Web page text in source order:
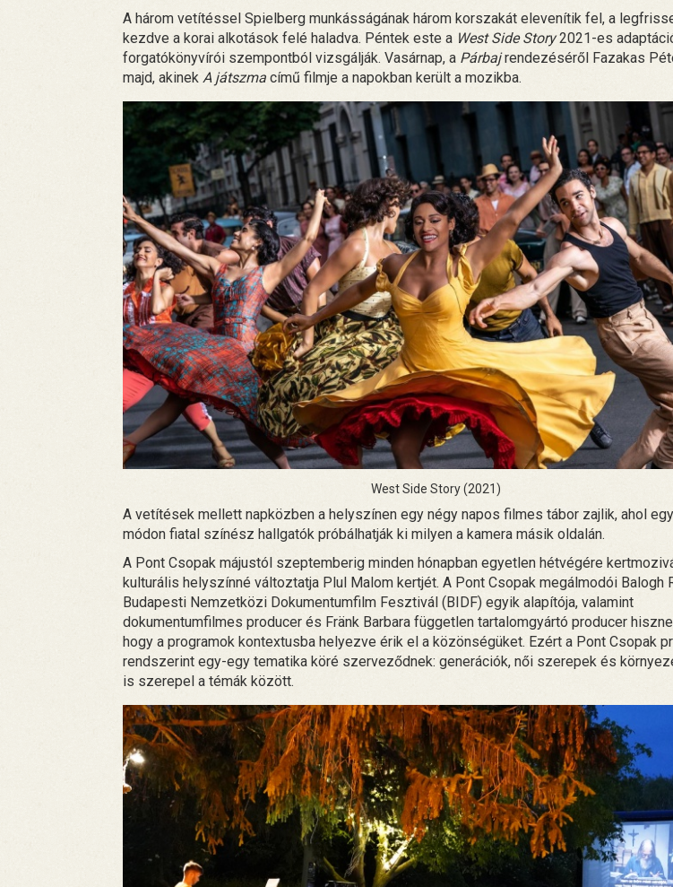
A három vetítéssel Spielberg munkásságának három korszakát elevenítik fel, a
kezdve a korai alkotások felé haladva. Péntek este a West Side Story2021-es
forgatókönyvírói szempontból vizsgálják. Vasárnap, a Párbajrendezéséről Fazakas
majd, akinek A játszma című filmje a napokban került a mozikba.
West Side Story (2021)
A vetítések mellett napközben a helyszínen egy négy napos filmes tábor zajlik, ahol
módon fiatal színész hallgatók próbálhatják ki milyen a kamera másik oldalán.
A Pont Csopak májustól szeptemberig minden hónapban egyetlen hétvégére
kulturális helyszínné változtatja Plul Malom kertjét. A Pont Csopak megálmodói Balogh
Budapesti Nemzetközi Dokumentumfilm Fesztivál (BIDF) egyik alapítója, valamint
dokumentumfilmes producer és Fränk Barbara független tartalomgyártó producer
hogy a programok kontextusba helyezve érik el a közönségüket. Ezért a Pont Csopak
rendszerint egy-egy tematika köré szerveződnek: generációk, női szerepek és
is szerepel a témák között.